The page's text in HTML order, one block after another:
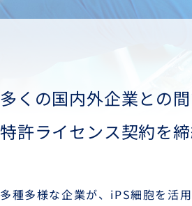
多くの国内外企業との
特許ライセンス契約を締
多種多様な企業が、iPS細胞を活